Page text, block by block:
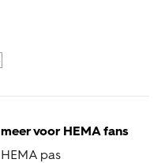
meer voor HEMA fans
HEMA pas